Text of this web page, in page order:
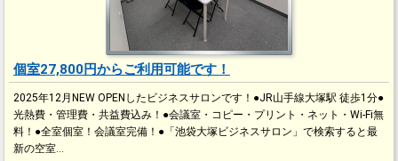
個室27,800円からご利用可能です！
2025年12月NEW OPENしたビジネスサロンです！●JR山手線大塚駅 徒歩1分●
光熱費・管理費・共益費込み！●会議室・コピー・プリント・ネット・Wi-Fi無
料！●全室個室！会議室完備！●「池袋大塚ビジネスサロン」で検索すると最
新の空室…